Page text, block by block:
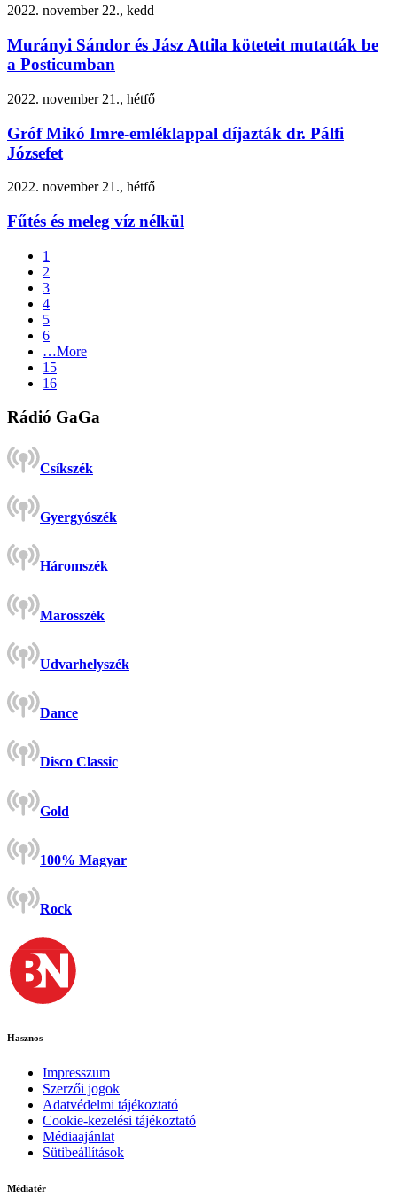
2022. november 22., kedd
Murányi Sándor és Jász Attila köteteit mutatták be
a Posticumban
2022. november 21., hétfő
Gróf Mikó Imre-emléklappal díjazták dr. Pálfi
Józsefet
2022. november 21., hétfő
Fűtés és meleg víz nélkül
1
2
3
4
5
6
…More
15
16
Rádió GaGa
Csíkszék
Gyergyószék
Háromszék
Marosszék
Udvarhelyszék
Dance
Disco Classic
Gold
100% Magyar
Rock
Hasznos
Impresszum
Szerzői jogok
Adatvédelmi tájékoztató
Cookie-kezelési tájékoztató
Médiaajánlat
Sütibeállítások
Médiatér